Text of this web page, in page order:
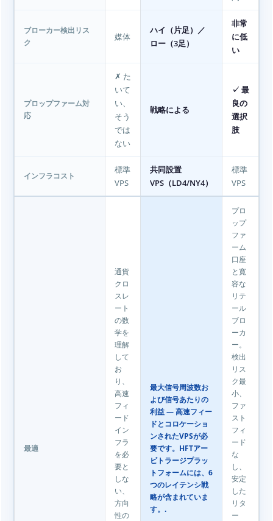
ブローカー検出リス
ク
媒体
ハイ（片足）／
ロー（3足）
非常
に低
い
プロップファーム対
応
✗ た
いて
い、
そう
では
ない
戦略による
✓ 最
良の
選択
肢
インフラコスト
標準
VPS
共同設置
VPS（LD4/NY4）
標準
VPS
最適
通貨
クロ
スレ
ート
の数
学を
理解
して
お
り、
高速
フィ
ード
イン
フラ
を必
要と
しな
い、
方向
性の
最大信号周波数お
よび信号あたりの
利益 — 高速フィー
ドとコロケーショ
ンされたVPSが必
要です。HFTアー
ビトラージプラッ
トフォームには、6
つのレイテンシ戦
略が含まれていま
す。.
プロ
ップ
ファ
ーム
口座
と寛
容な
リテ
ール
ブロ
ーカ
ー。
検出
リス
ク最
小、
ファ
スト
フィ
ード
な
し、
安定
した
リタ
ー